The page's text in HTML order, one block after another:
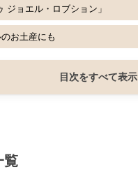
ョエル・ロブション」
お土産にも
目次をすべて表示
覧